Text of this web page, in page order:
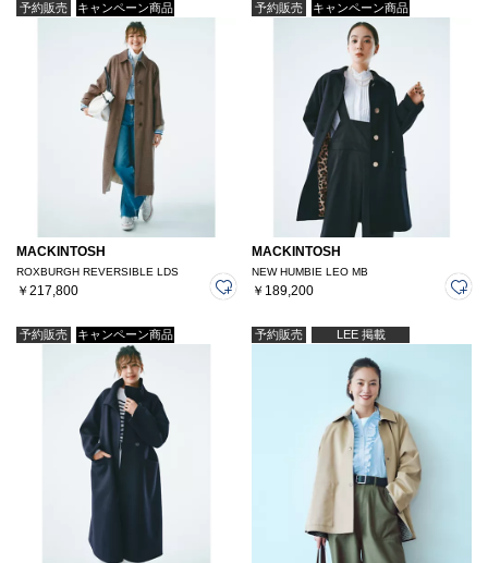
予約販売 キャンペーン商品
MACKINTOSH
ROXBURGH REVERSIBLE LDS
￥217,800
予約販売 キャンペーン商品
MACKINTOSH
NEW HUMBIE LEO MB
￥189,200
予約販売 キャンペーン商品 予約販売 LEE 掲載